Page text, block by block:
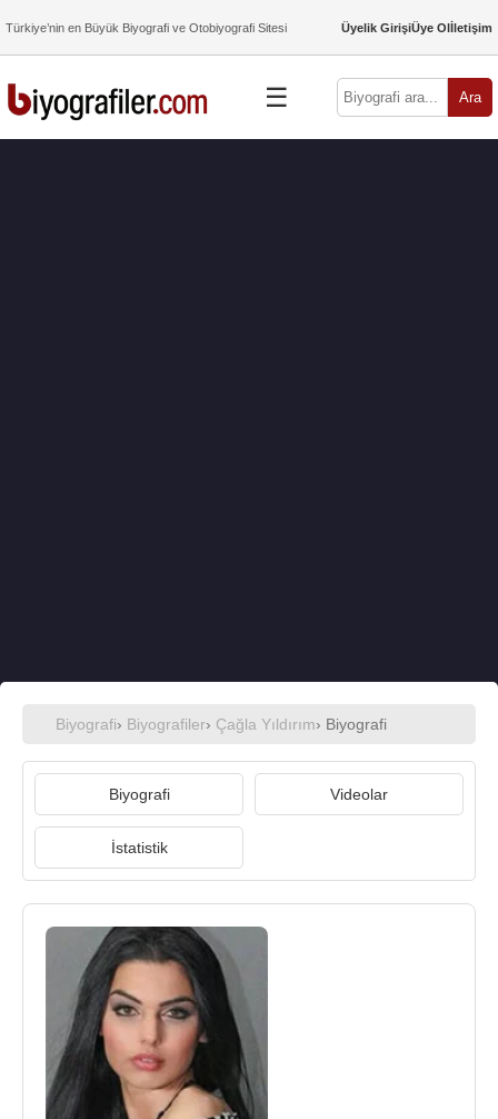
Türkiye’nin en Büyük Biyografi ve Otobiyografi Sitesi Üyelik GirişiÜye Olİletişim
☰ Ara
Biyografi› Biyografiler› Çağla Yıldırım› Biyografi
Biyografi Videolar
İstatistik